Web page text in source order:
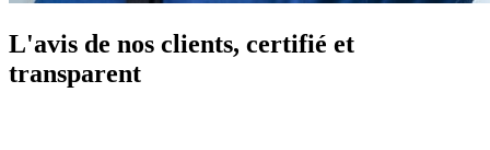
L'avis de nos clients, certifié et
transparent